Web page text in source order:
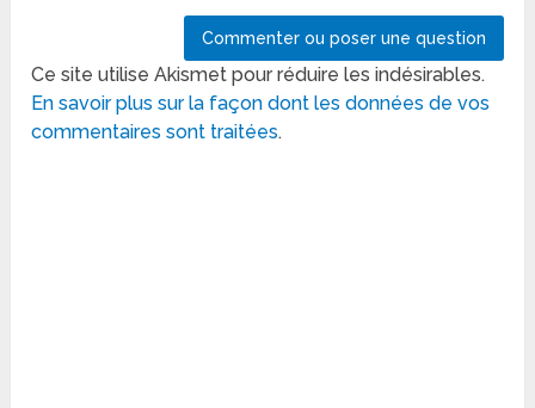
Ce site utilise Akismet pour réduire les indésirables.
En savoir plus sur la façon dont les données de vos
commentaires sont traitées.